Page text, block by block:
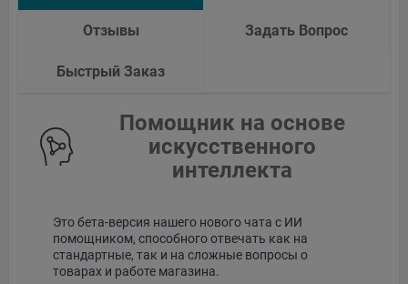
Отзывы Задать Вопрос
Быстрый Заказ
Помощник на основе
искусственного
интеллекта
Это бета-версия нашего нового чата с ИИ
помощником, способного отвечать как на
стандартные, так и на сложные вопросы о
товарах и работе магазина.